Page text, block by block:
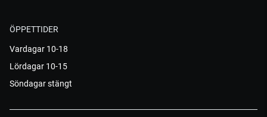
ÖPPETTIDER
Vardagar 10-18
Lördagar 10-15
Söndagar stängt